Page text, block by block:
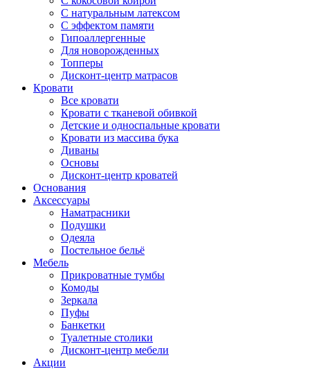
С натуральным латексом
С эффектом памяти
Гипоаллергенные
Для новорожденных
Топперы
Дисконт-центр матрасов
Кровати
Все кровати
Кровати с тканевой обивкой
Детские и односпальные кровати
Кровати из массива бука
Диваны
Основы
Дисконт-центр кроватей
Основания
Аксессуары
Наматрасники
Подушки
Одеяла
Постельное бельё
Мебель
Прикроватные тумбы
Комоды
Зеркала
Пуфы
Банкетки
Туалетные столики
Дисконт-центр мебели
Акции